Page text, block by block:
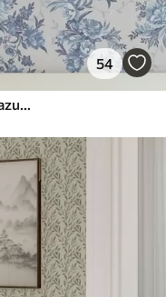
54
Flores e folhas delicadas em tons de azul e azul sobre um fundo claro